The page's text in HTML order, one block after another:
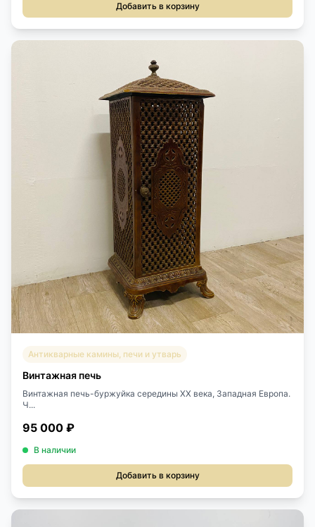
Добавить в корзину
Антикварные камины, печи и утварь
Винтажная печь
Винтажная печь-буржуйка середины ХХ века, Западная Европа.
Ч...
95 000 ₽
В наличии
Добавить в корзину